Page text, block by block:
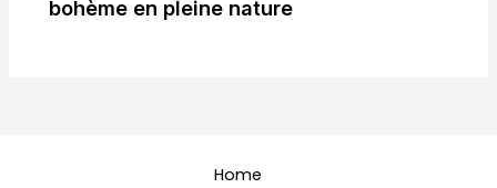
bohème en pleine nature
Home